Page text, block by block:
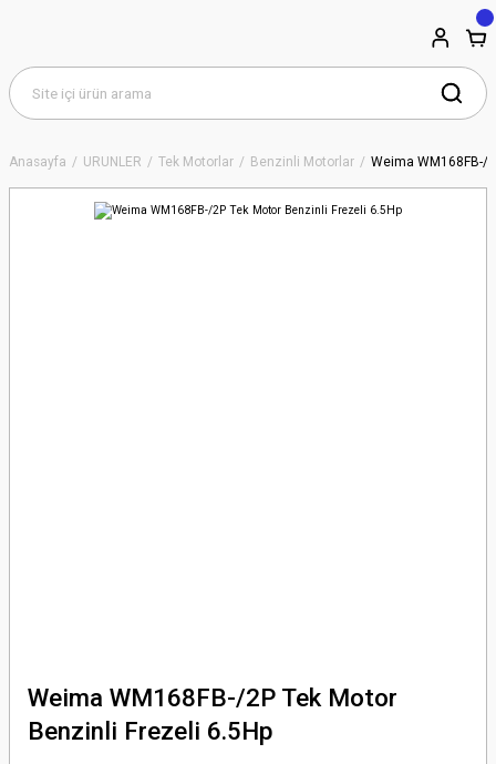
Anasayfa ÜRÜNLER Tek Motorlar Benzinli Motorlar Weima WM168FB-/
Weima WM168FB-/2P Tek Motor
Benzinli Frezeli 6.5Hp